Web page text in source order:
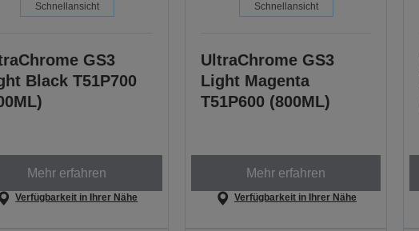
Schnellansicht
GS3
Black T51P700
Mehr erfahren
Verfügbarkeit in Ihrer Nähe
Schnellansicht
UltraChrome GS3
Light Magenta
T51P600 (800ML)
Mehr erfahren
Verfügbarkeit in Ihrer Nähe